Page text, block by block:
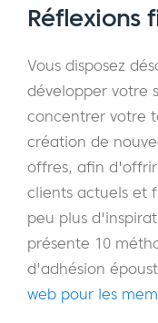
Réflexions
Vous disposez
développer votre
concentrer votre
création de
offres, afin
clients actuels et
peu plus
présente 10
d'adhésion
web pour les